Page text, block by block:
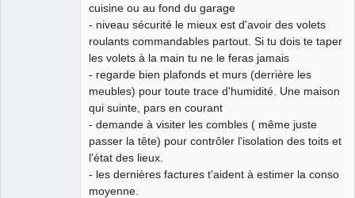
cuisine ou au fond du garage
- niveau sécurité le mieux est d'avoir des volets
roulants commandables partout. Si tu dois te taper
les volets à la main tu ne le feras jamais
- regarde bien plafonds et murs (derrière les
meubles) pour toute trace d'humidité. Une maison
qui suinte, pars en courant
- demande à visiter les combles ( même juste
passer la tête) pour contrôler l'isolation des toits et
l'état des lieux.
- les dernières factures t'aident à estimer la conso
moyenne.